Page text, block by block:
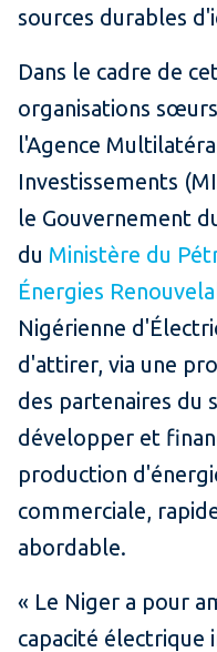
sources durables
Dans le cadre de
organisations
l'Agence
Investissements
le Gouvernement
du Ministère du
Énergies
Nigérienne
d'attirer, via une
des partenaires du
développer et
production
commerciale,
abordable.
« Le Niger a pour
capacité électrique